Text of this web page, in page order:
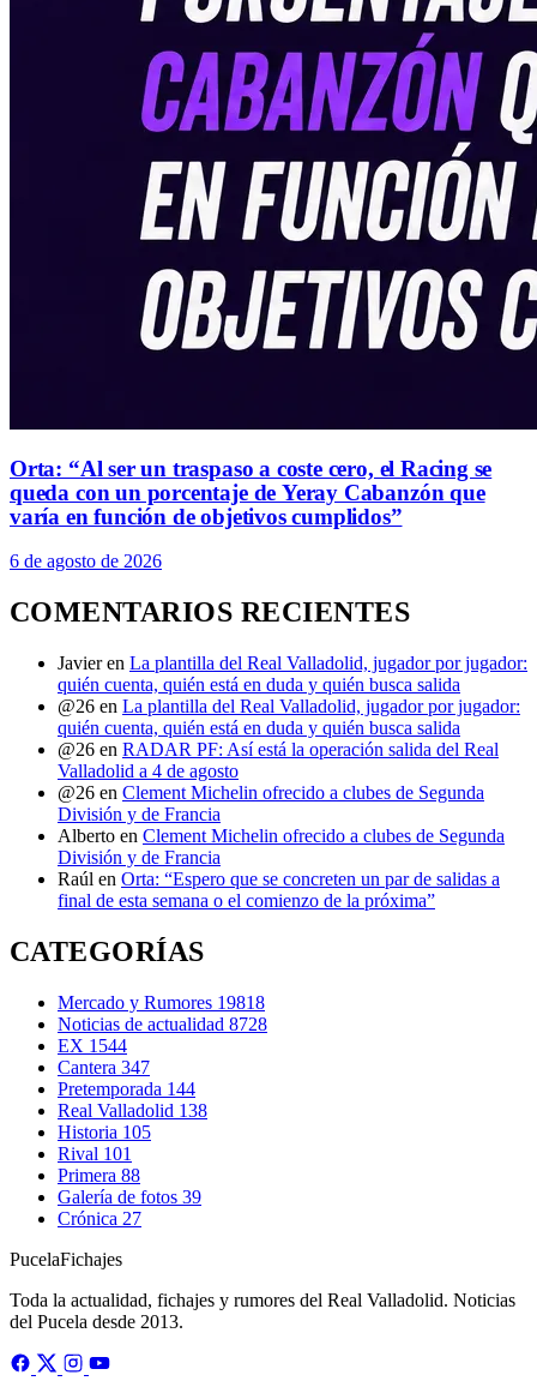
Orta: “Al ser un traspaso a coste cero, el Racing se
queda con un porcentaje de Yeray Cabanzón que
varía en función de objetivos cumplidos”
6 de agosto de 2026
COMENTARIOS RECIENTES
Javier en La plantilla del Real Valladolid, jugador por jugador:
quién cuenta, quién está en duda y quién busca salida
@26 en La plantilla del Real Valladolid, jugador por jugador:
quién cuenta, quién está en duda y quién busca salida
@26 en RADAR PF: Así está la operación salida del Real
Valladolid a 4 de agosto
@26 en Clement Michelin ofrecido a clubes de Segunda
División y de Francia
Alberto en Clement Michelin ofrecido a clubes de Segunda
División y de Francia
Raúl en Orta: “Espero que se concreten un par de salidas a
final de esta semana o el comienzo de la próxima”
CATEGORÍAS
Mercado y Rumores 19818
Noticias de actualidad 8728
EX 1544
Cantera 347
Pretemporada 144
Real Valladolid 138
Historia 105
Rival 101
Primera 88
Galería de fotos 39
Crónica 27
PucelaFichajes
Toda la actualidad, fichajes y rumores del Real Valladolid. Noticias
del Pucela desde 2013.